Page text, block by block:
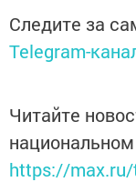
Следите за
Telegram-
Читайте
https://